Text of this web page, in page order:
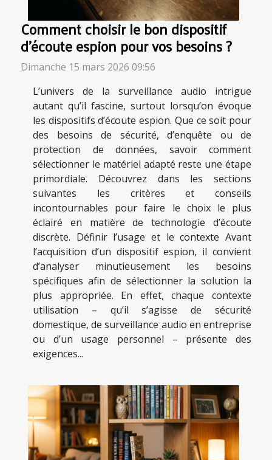
Comment choisir le bon dispositif
d'écoute espion pour vos besoins ?
Dimanche 15 mars 2026 09:56
L’univers de la surveillance audio intrigue
autant qu’il fascine, surtout lorsqu’on évoque
les dispositifs d’écoute espion. Que ce soit pour
des besoins de sécurité, d’enquête ou de
protection de données, savoir comment
sélectionner le matériel adapté reste une étape
primordiale. Découvrez dans les sections
suivantes les critères et conseils
incontournables pour faire le choix le plus
éclairé en matière de technologie d’écoute
discrète. Définir l’usage et le contexte Avant
l’acquisition d’un dispositif espion, il convient
d’analyser minutieusement les besoins
spécifiques afin de sélectionner la solution la
plus appropriée. En effet, chaque contexte
utilisation – qu’il s’agisse de sécurité
domestique, de surveillance audio en entreprise
ou d’un usage personnel – présente des
exigences...